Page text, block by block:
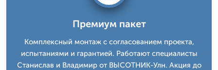
Премиум пакет
Комплексный монтаж с согласованием проекта,
испытаниями и гарантией. Работают специалисты
Станислав и Владимир от ВЫСОТНИК-Улн. Акция до